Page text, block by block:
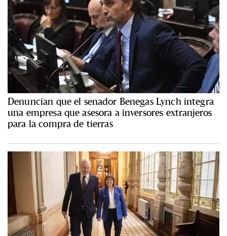
Denuncian que el senador Benegas Lynch integra
una empresa que asesora a inversores extranjeros
para la compra de tierras